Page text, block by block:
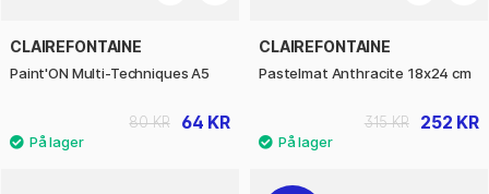
CLAIREFONTAINE
Paint'ON Multi-Techniques A5
64 KR
80 KR
CLAIREFONTAINE
Pastelmat Anthracite 18x24 cm
252 KR
315 KR